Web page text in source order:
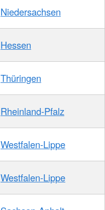
Niedersachsen
Hessen
Thüringen
Rheinland-Pfalz
Westfalen-Lippe
Westfalen-Lippe